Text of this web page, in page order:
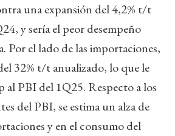
una expansión del 4,2% t/t
y sería el peor desempeño
Por el lado de las importaciones,
32% t/t anualizado, lo que le
al PBI del 1Q25. Respecto a los
del PBI, se estima un alza de
y en el consumo del